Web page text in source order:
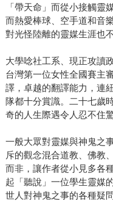
的命運？幾番掙扎，他
始張輝明這樣看待出版
之後，再由一組團隊去
不僅止於此。1999年張
辦，隔年辭去教職，當
影棚，而且還買進九十
年之內這些椅子坐滿了
采的根，但三采不能只
鼎泰豐不能只賣小籠包
所以無論稱他三采創辦
的角色想得很清楚，他
「帶天命」而從小接觸靈
而熱愛棒球、空手道和音
對光怪陸離的靈媒生涯也
大學唸社工系、現正攻讀
台灣第一位女性全國賽主
譯，卓越的翻譯能力，連
隊都十分賞識。二十七歲
奇的人生際遇令人忍不住
一般大眾對靈媒與神鬼
斥的觀念混合道教、佛教
而非，讓作者從小見多各
起「聽說」一位學生靈媒
世人對神鬼之事的各種疑問